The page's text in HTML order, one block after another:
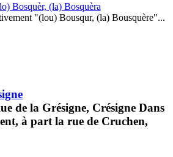
Bosquèr, (la) Bosquèra
"(lou) Bousqur, (la) Bousquère"...
de la Grésigne, Crésigne Dans
à part la rue de Cruchen,